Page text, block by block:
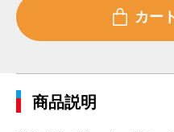
商品説明